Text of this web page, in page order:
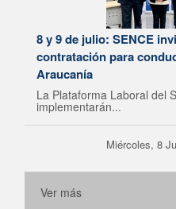
8 y 9 de julio: SENCE
contratación para
Araucanía
La Plataforma Laboral del
implementarán...
Miércoles, 8
Ver más